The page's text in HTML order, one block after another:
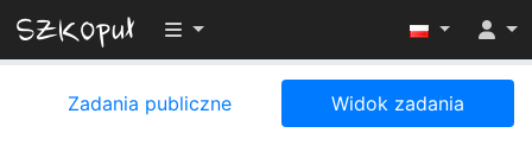
Przełącz widoczność menu
Zadania publiczne Widok zadania